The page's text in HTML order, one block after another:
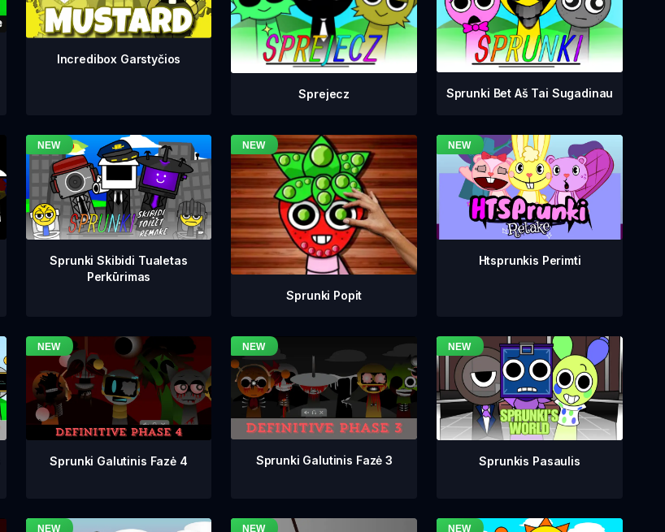
Incredibox Garstyčios
Sprejecz Sprunki Bet Aš Tai Sugadinau
Sprunki Skibidi Tualetas
Perkūrimas
Sprunki Popit
Htsprunkis Perimti
Sprunki Galutinis Fazė 4 Sprunki Galutinis Fazė 3 Sprunkis Pasaulis